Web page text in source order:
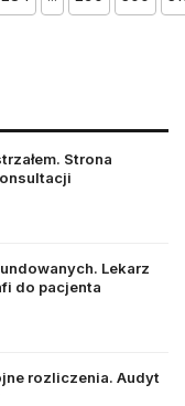
Strona
Lekarz
do pacjenta
rozliczenia. Audyt